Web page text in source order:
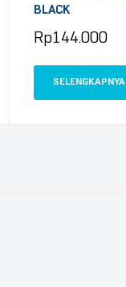
BLACK
Rp144.000
SELENGKAPNYA